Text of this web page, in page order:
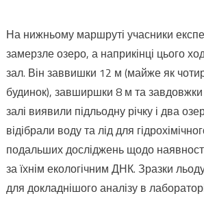
На нижньому маршруті учасники
замерзле озеро, а наприкінці цього
зал. Він заввишки 12 м (майже як
будинок), завширшки 8 м та
залі виявили підльодну річку і два
відібрали воду та лід для
подальших досліджень щодо наявності
за їхнім екологічним ДНК. Зразки
для докладнішого аналізу в